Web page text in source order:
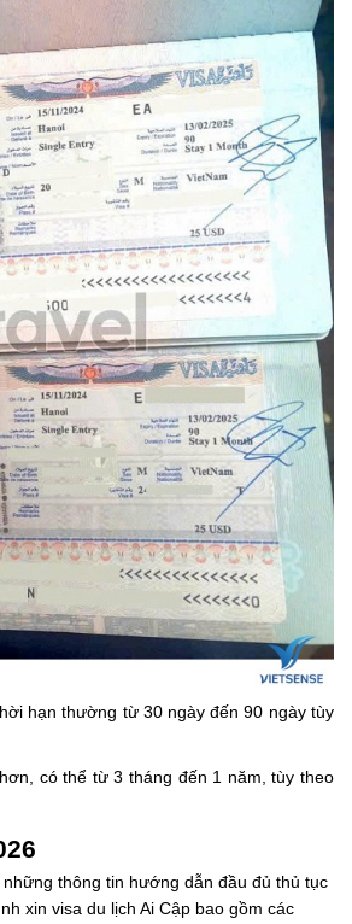
hạn thường từ 30 ngày đến 90 ngày tùy
có thể từ 3 tháng đến 1 năm, tùy theo
thông tin hướng dẫn đầu đủ thủ tục
xin visa du lịch Ai Cập bao gồm các